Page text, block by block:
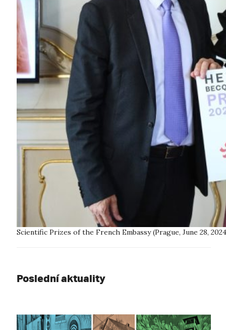
Scientific Prizes of the French Embassy (Prague, June 28,
Poslední aktuality